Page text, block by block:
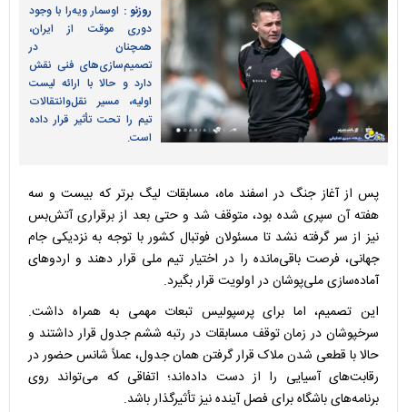
روزنو : اوسمار ویه‌را با وجود
دوری موقت از ایران،
همچنان در
تصمیم‌سازی‌های فنی نقش
دارد و حالا با ارائه لیست
اولیه، مسیر نقل‌وانتقالات
تیم را تحت تأثیر قرار داده
است.
پس از آغاز جنگ در اسفند ماه، مسابقات لیگ برتر که بیست و سه
هفته آن سپری شده بود، متوقف شد و حتی بعد از برقراری آتش‌بس
نیز از سر گرفته نشد تا مسئولان فوتبال کشور با توجه به نزدیکی جام
جهانی، فرصت باقی‌مانده را در اختیار تیم ملی قرار دهند و اردو‌های
آماده‌سازی ملی‌پوشان در اولویت قرار بگیرد.
این تصمیم، اما برای پرسپولیس تبعات مهمی به همراه داشت.
سرخپوشان در زمان توقف مسابقات در رتبه ششم جدول قرار داشتند و
حالا با قطعی شدن ملاک قرار گرفتن همان جدول، عملاً شانس حضور در
رقابت‌های آسیایی را از دست داده‌اند؛ اتفاقی که می‌تواند روی
برنامه‌های باشگاه برای فصل آینده نیز تأثیرگذار باشد.